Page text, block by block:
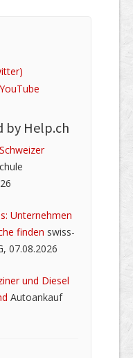
by Help.ch
Unternehmen
finden swiss-
07.08.2026
und Diesel
Autoankauf